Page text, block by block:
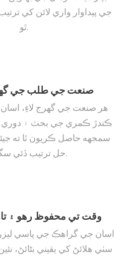
جي پيداوار واري لائن کي
ٿو.
صنعت جي طلب جي
هر صنعت جي گهرج لاءِ،
ڪندڙ ڪمري جي بحث ۽
سمجهه حاصل ڪريون ٿا ته
حل ترتيب ڏئي سگهجي.
وقت تي محفوظ رهو ۽
اسان جي گراهڪ جي پاسي
سٺي هلائڻ کي يقيني بڻائڻ،